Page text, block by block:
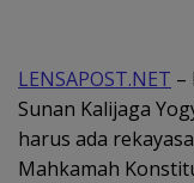
LENSAPOST.NET –
Sunan Kalijaga
harus ada
Mahkamah